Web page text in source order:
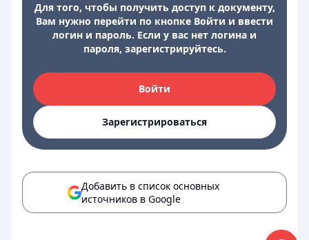
Для того, чтобы получить доступ к документу,
Вам нужно перейти по кнопке Войти и ввести
логин и пароль. Если у вас нет логина и
пароля, зарегистрируйтесь.
Войти
Зарегистрироваться
Добавить в список основных
источников в Google